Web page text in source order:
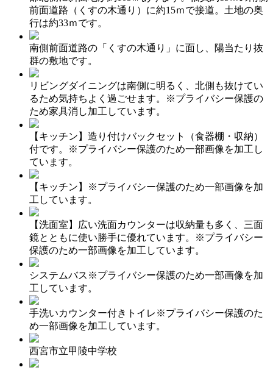
前面道路（くすの木通り）に約15ｍで接道。土地の奥
行は約33ｍです。
南側前面道路の「くすの木通り」に面し、陽当たり抜
群の敷地です。
リビングダイニングは南側に明るく、北側も抜けてい
るため気持ちよく過ごせます。※プライバシー保護の
ため家具消し加工しています。
【キッチン】造り付けバックセット（食器棚・収納）
付です。※プライバシー保護のため一部画像を加工し
ています。
【キッチン】※プライバシー保護のため一部画像を加
工しています。
【洗面室】広い洗面カウンターは収納量も多く、三面
鏡とともに使い勝手に優れています。※プライバシー
保護のため一部画像を加工しています。
システムバス※プライバシー保護のため一部画像を加
工しています。
手洗いカウンター付きトイレ※プライバシー保護のた
め一部画像を加工しています。
西宮市立甲陵中学校